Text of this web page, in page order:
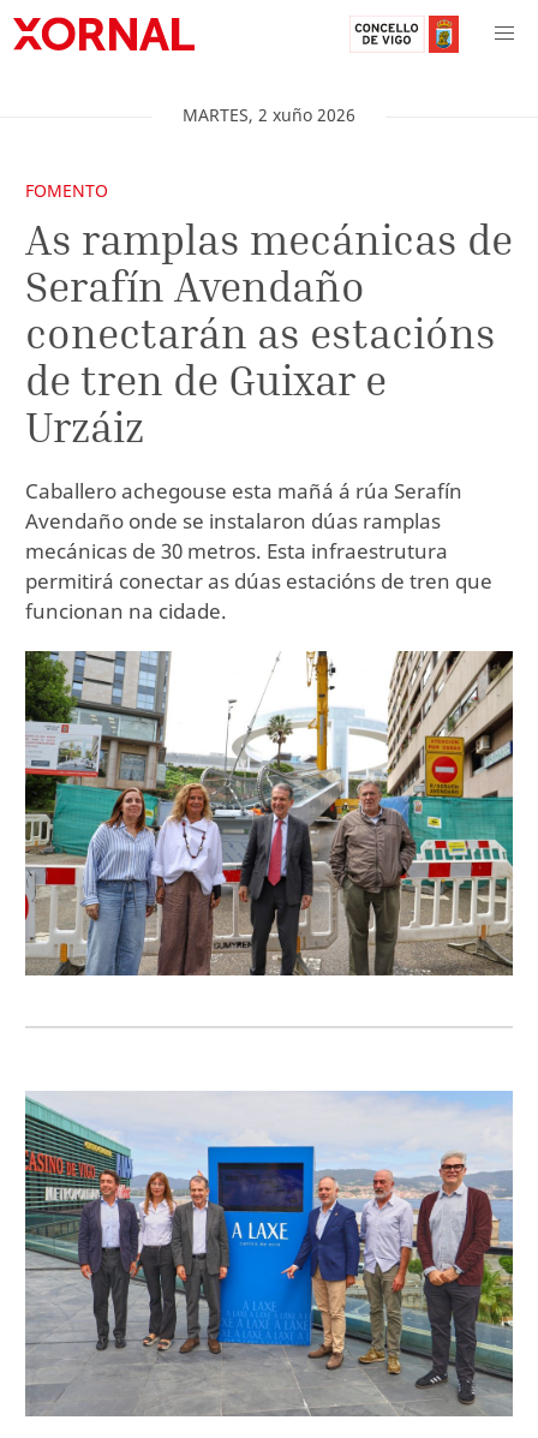
MARTES, 2 xuño 2026
FOMENTO
As ramplas mecánicas de
Serafín Avendaño
conectarán as estacións
de tren de Guixar e
Urzáiz
Caballero achegouse esta mañá á rúa Serafín
Avendaño onde se instalaron dúas ramplas
mecánicas de 30 metros. Esta infraestrutura
permitirá conectar as dúas estacións de tren que
funcionan na cidade.